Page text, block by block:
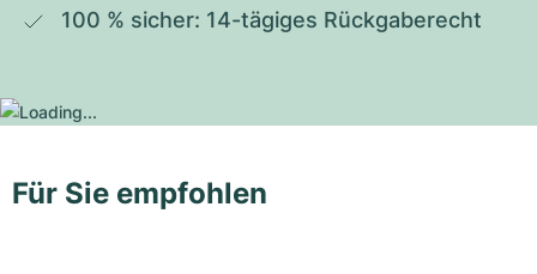
100 % sicher: 14-tägiges Rückgaberecht
Für Sie empfohlen